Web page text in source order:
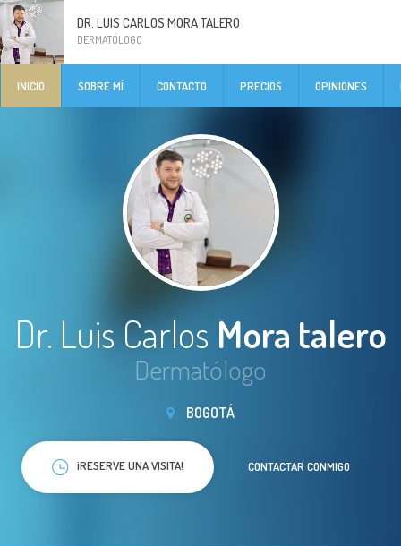
DR. LUIS CARLOS MORA TALERO
DERMATÓLOGO
INICIO SOBRE MÍ CONTACTO PRECIOS OPINIONES
Dr. Luis Carlos Mora talero
Dermatólogo
BOGOTÁ
¡RESERVE UNA VISITA! CONTACTAR CONMIGO